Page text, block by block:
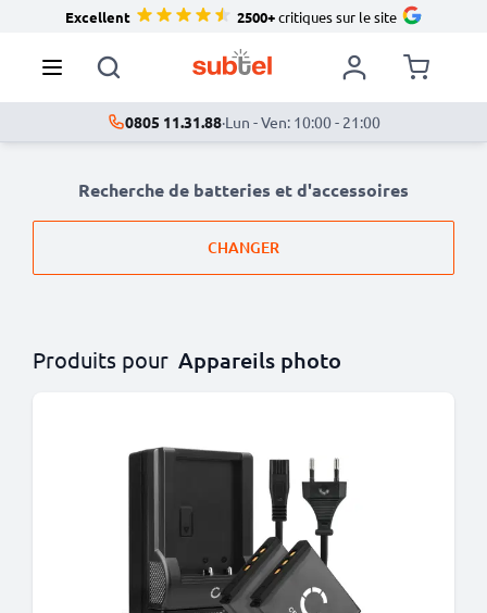
Excellent 2500+critiques sur le site
0805 11.31.88·Lun - Ven: 10:00 - 21:00
Recherche de batteries et d'accessoires
CHANGER
Produits pour Appareils photo